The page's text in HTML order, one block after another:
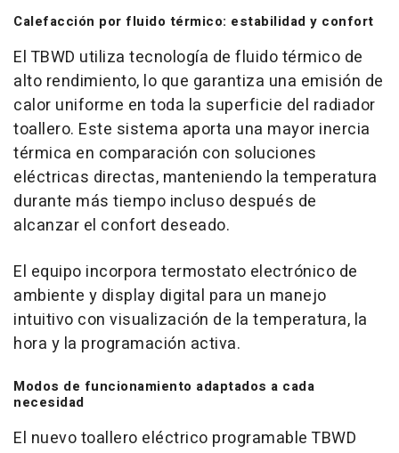
Calefacción por fluido térmico: estabilidad y confort
El TBWD utiliza tecnología de fluido térmico de
alto rendimiento, lo que garantiza una emisión de
calor uniforme en toda la superficie del radiador
toallero. Este sistema aporta una mayor inercia
térmica en comparación con soluciones
eléctricas directas, manteniendo la temperatura
durante más tiempo incluso después de
alcanzar el confort deseado.
El equipo incorpora termostato electrónico de
ambiente y display digital para un manejo
intuitivo con visualización de la temperatura, la
hora y la programación activa.
Modos de funcionamiento adaptados a cada
necesidad
El nuevo toallero eléctrico programable TBWD